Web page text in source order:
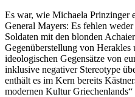
Es war, wie Michaela Prinzinger
General Mayers: Es fehlen
Soldaten mit den blonden
Gegenüberstellung von Herakles
ideologischen Gegensätze von
inklusive negativer Stereotype
enthält es im Kern bereits
modernen Kultur